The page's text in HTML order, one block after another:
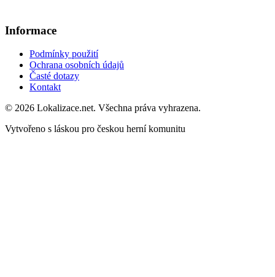
Informace
Podmínky použití
Ochrana osobních údajů
Časté dotazy
Kontakt
© 2026 Lokalizace.net. Všechna práva vyhrazena.
Vytvořeno s láskou pro českou herní komunitu